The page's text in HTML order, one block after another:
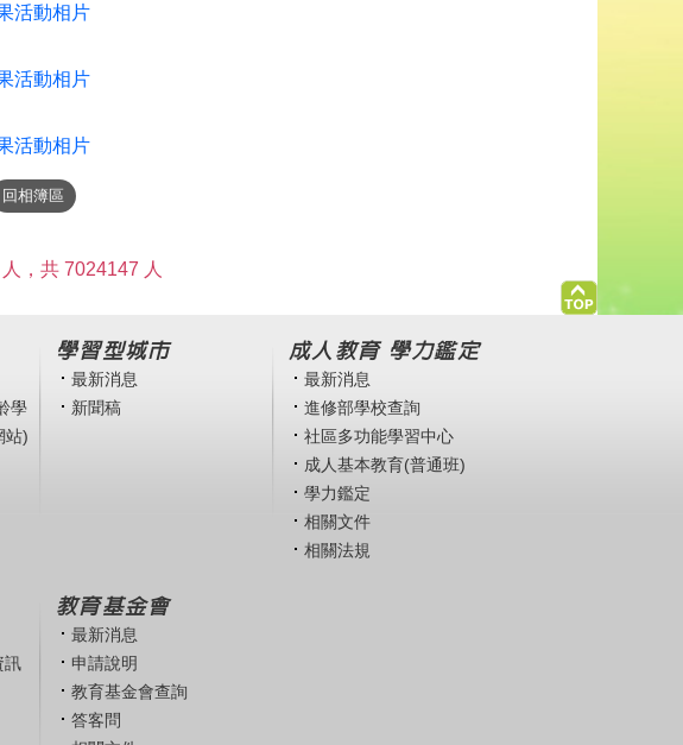
，共 7024147 人
學
站)
學習型城市
最新消息
新聞稿
成人教育 學力鑑定
最新消息
進修部學校查詢
社區多功能學習中心
成人基本教育(普通班)
學力鑑定
相關文件
相關法規
訊
教育基金會
最新消息
申請說明
教育基金會查詢
答客問